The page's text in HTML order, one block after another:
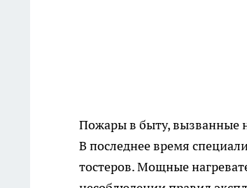
Пожары в быту, вызванные
В последнее время
тостеров. Мощные